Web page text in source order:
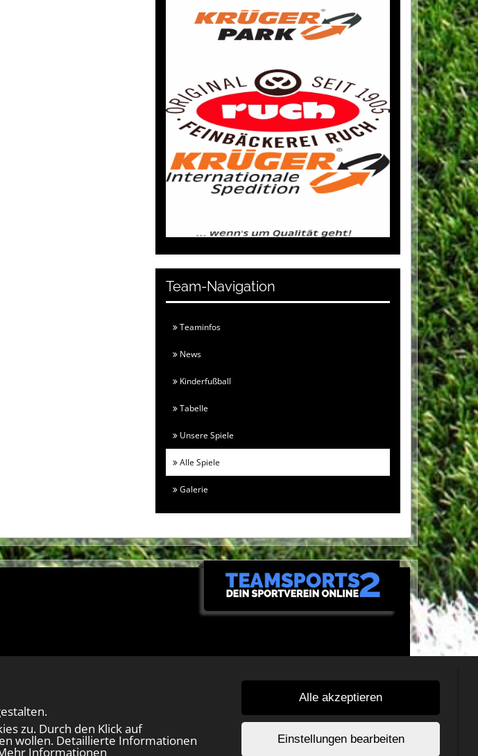
Team-Navigation
Teaminfos
News
Kinderfußball
Tabelle
Unsere Spiele
Alle Spiele
Galerie